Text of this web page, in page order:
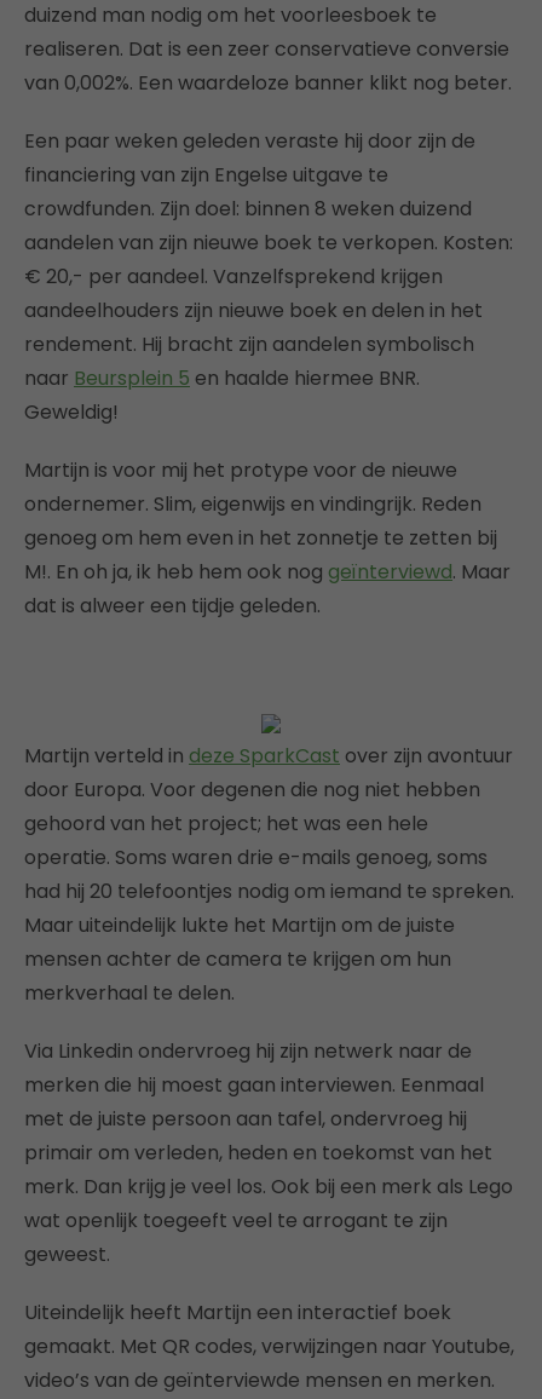
duizend man nodig om het voorleesboek te
realiseren. Dat is een zeer conservatieve conversie
van 0,002%. Een waardeloze banner klikt nog beter.
Een paar weken geleden veraste hij door zijn de
financiering van zijn Engelse uitgave te
crowdfunden. Zijn doel: binnen 8 weken duizend
aandelen van zijn nieuwe boek te verkopen. Kosten:
€ 20,- per aandeel. Vanzelfsprekend krijgen
aandeelhouders zijn nieuwe boek en delen in het
rendement. Hij bracht zijn aandelen symbolisch
naar Beursplein 5 en haalde hiermee BNR.
Geweldig!
Martijn is voor mij het protype voor de nieuwe
ondernemer. Slim, eigenwijs en vindingrijk. Reden
genoeg om hem even in het zonnetje te zetten bij
M!. En oh ja, ik heb hem ook nog geïnterviewd. Maar
dat is alweer een tijdje geleden.
Martijn verteld in deze SparkCast over zijn avontuur
door Europa. Voor degenen die nog niet hebben
gehoord van het project; het was een hele
operatie. Soms waren drie e-mails genoeg, soms
had hij 20 telefoontjes nodig om iemand te spreken.
Maar uiteindelijk lukte het Martijn om de juiste
mensen achter de camera te krijgen om hun
merkverhaal te delen.
Via Linkedin ondervroeg hij zijn netwerk naar de
merken die hij moest gaan interviewen. Eenmaal
met de juiste persoon aan tafel, ondervroeg hij
primair om verleden, heden en toekomst van het
merk. Dan krijg je veel los. Ook bij een merk als Lego
wat openlijk toegeeft veel te arrogant te zijn
geweest.
Uiteindelijk heeft Martijn een interactief boek
gemaakt. Met QR codes, verwijzingen naar Youtube,
video’s van de geïnterviewde mensen en merken.